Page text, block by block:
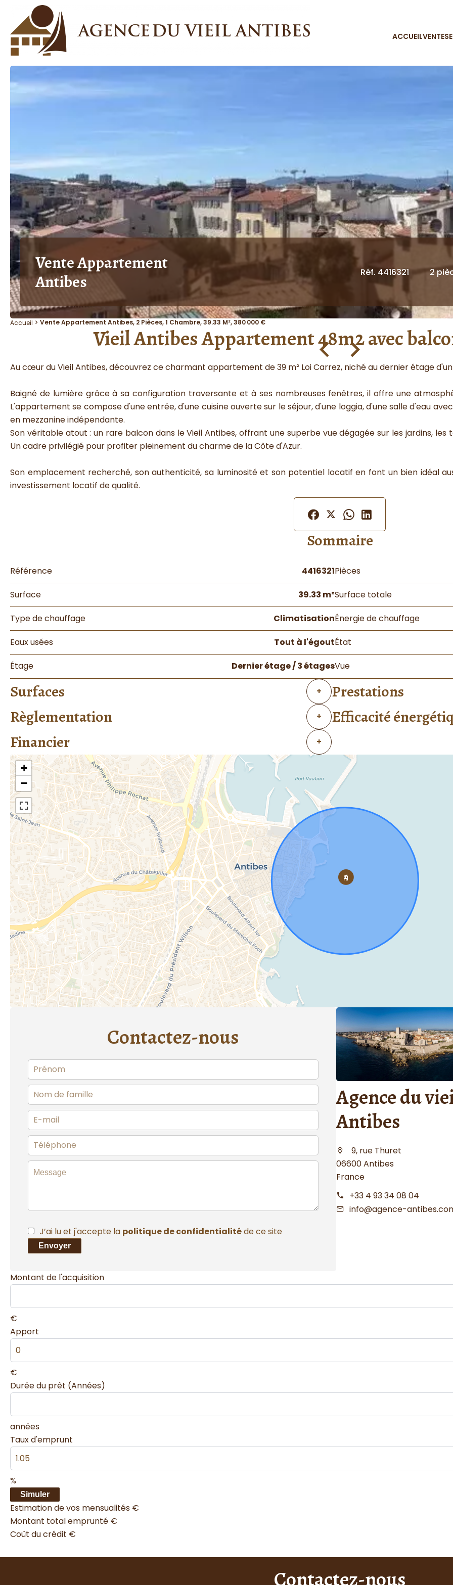
ACCUEILVENTES
Vente Appartement
Antibes
Réf. 4416321 2
Accueil Vente Appartement Antibes, 2 Pièces, 1 Chambre, 39.33 M², 380 000 €
Vieil Antibes Appartement 48m2 avec
Au cœur du Vieil Antibes, découvrez ce charmant appartement de 39 m² Loi Carrez, niché au dernier étage
Baigné de lumière grâce à sa configuration traversante et à ses nombreuses fenêtres, il offre une
L'appartement se compose d'une entrée, d'une cuisine ouverte sur le séjour, d'une loggia, d'une salle d'eau
en mezzanine indépendante.
Son véritable atout : un rare balcon dans le Vieil Antibes, offrant une superbe vue dégagée sur les jardins,
Un cadre privilégié pour profiter pleinement du charme de la Côte d'Azur.
Son emplacement recherché, son authenticité, sa luminosité et son potentiel locatif en font un bien idéal
investissement locatif de qualité.
Sommaire
Référence 4416321Pièces
Surface 39.33 m²Surface totale
Type de chauffage ClimatisationÉnergie de chauffage
Eaux usées Tout à l'égoutÉtat
Étage Dernier étage / 3 étagesVue
Surfaces +
Prestations
Règlementation
+
Efficacité
Financier
+
+
−
Contactez-nous
J’ai lu et j'accepte la politique de confidentialitéde ce site
Envoyer
Agence du
Antibes
9, rue Thuret
06600 Antibes
France
+33 4 93 34 08 04
info@agence-
Montant de l'acquisition
€
Apport
€
Durée du prêt (Années)
années
Taux d'emprunt
%
Simuler
Estimation de vos mensualités €
Montant total emprunté €
Coût du crédit €
Contactez-nous